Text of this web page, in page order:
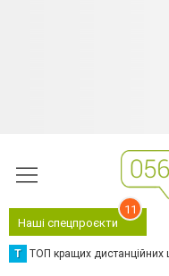
Наші спецпроєкти
11
Т ТОП кращих дистанційних